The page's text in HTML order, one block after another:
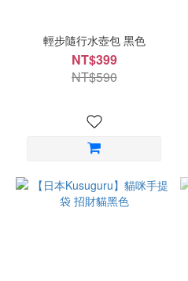
輕步隨行水壺包 黑色
NT$399
NT$590